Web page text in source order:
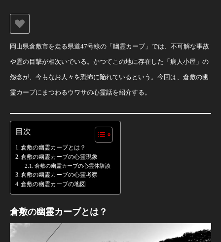
岡山県倉敷市を走る県道47号線の「幽霊カーブ」では、不可解な事故
や霊の目撃が相次いでいる。かつてこの地に存在した「病人小屋」の
怨念が、今もなお人々を恐怖に陥れているという。今回は、倉敷の幽
霊カーブにまつわるウワサの心霊話を紹介する。
目次
倉敷の幽霊カーブとは？
倉敷の幽霊カーブの心霊現象
倉敷の幽霊カーブの心霊体験談
倉敷の幽霊カーブの心霊考察
倉敷の幽霊カーブの地図
倉敷の幽霊カーブとは？